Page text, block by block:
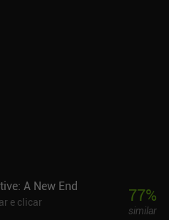
A New End
e clicar
77%
similar